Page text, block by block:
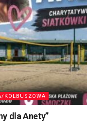
KOLBUSZOWA
dla Anety”